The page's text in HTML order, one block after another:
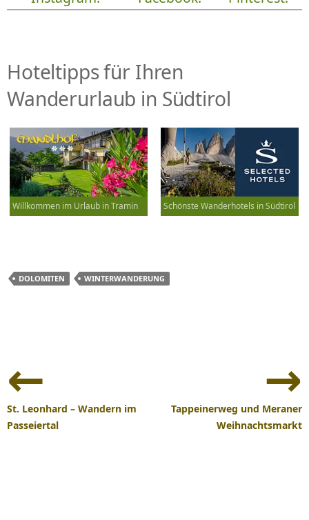
Hoteltipps für Ihren
Wanderurlaub in Südtirol
Willkommen im Urlaub in Tramin Schönste Wanderhotels in Südtirol
DOLOMITEN WINTERWANDERUNG
Navigation
St. Leonhard – Wandern im
Passeiertal
Tappeinerweg und Meraner
Weihnachtsmarkt